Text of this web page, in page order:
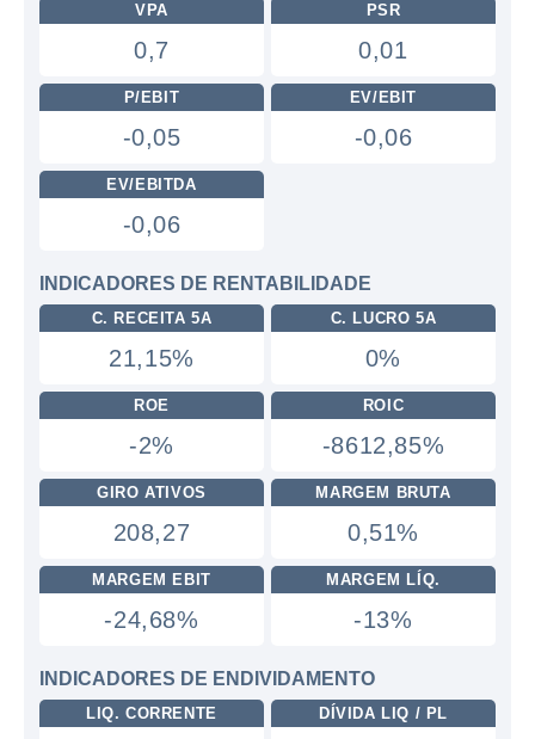
VPA
0,7
PSR
0,01
P/EBIT
-0,05
EV/EBIT
-0,06
EV/EBITDA
-0,06
INDICADORES DE RENTABILIDADE
C. RECEITA 5A
21,15%
C. LUCRO 5A
0%
ROE
-2%
ROIC
-8612,85%
GIRO ATIVOS
208,27
MARGEM BRUTA
0,51%
MARGEM EBIT
-24,68%
MARGEM LÍQ.
-13%
INDICADORES DE ENDIVIDAMENTO
LIQ. CORRENTE DÍVIDA LIQ / PL